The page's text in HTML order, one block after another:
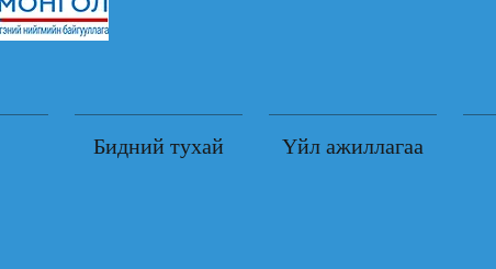
Бидний тухай Үйл ажиллагаа